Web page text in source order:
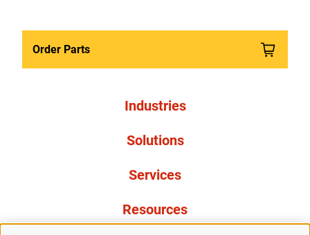
Order Parts
Industries
Solutions
Services
Resources